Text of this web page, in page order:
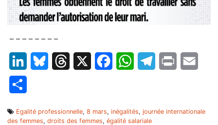
– – – – – – – –
LinkedInBluesky Threads FacebookWhatsAppTelegram
Print
Egalité professionnelle, 8 mars, inégalités, journée internationale
des femmes, droits des femmes, égalité salariale